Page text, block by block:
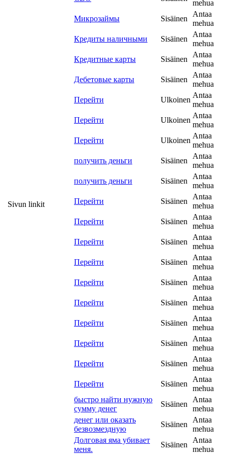
Sivun linkit
mehua
Микрозаймы
Sisäinen
Antaa
mehua
Кредиты наличными
Sisäinen
Antaa
mehua
Кредитные карты
Sisäinen
Antaa
mehua
Дебетовые карты
Sisäinen
Antaa
mehua
Перейти
Ulkoinen
Antaa
mehua
Перейти
Ulkoinen
Antaa
mehua
Перейти
Ulkoinen
Antaa
mehua
получить деньги
Sisäinen
Antaa
mehua
получить деньги
Sisäinen
Antaa
mehua
Перейти
Sisäinen
Antaa
mehua
Перейти
Sisäinen
Antaa
mehua
Перейти
Sisäinen
Antaa
mehua
Перейти
Sisäinen
Antaa
mehua
Перейти
Sisäinen
Antaa
mehua
Перейти
Sisäinen
Antaa
mehua
Перейти
Sisäinen
Antaa
mehua
Перейти
Sisäinen
Antaa
mehua
Перейти
Sisäinen
Antaa
mehua
Перейти
Sisäinen
Antaa
mehua
быстро найти нужную
сумму денег
Sisäinen
Antaa
mehua
денег или оказать
безвозмездную
Sisäinen
Antaa
mehua
Долговая яма убивает
меня.
Sisäinen
Antaa
mehua